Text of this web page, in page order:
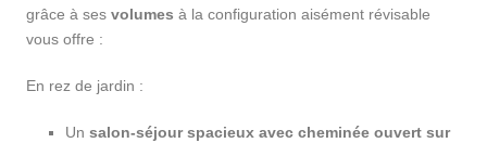
grâce à ses volumes à la configuration aisément révisable
vous offre :
En rez de jardin :
Un salon-séjour spacieux avec cheminée ouvert sur